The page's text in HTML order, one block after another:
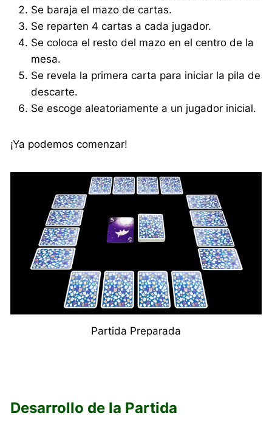
Se baraja el mazo de cartas.
Se reparten 4 cartas a cada jugador.
Se coloca el resto del mazo en el centro de la
mesa.
Se revela la primera carta para iniciar la pila de
descarte.
Se escoge aleatoriamente a un jugador inicial.
¡Ya podemos comenzar!
Partida Preparada
Desarrollo de la Partida